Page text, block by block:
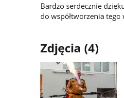
Bardzo serdecznie
do współtworzenia tego
Zdjęcia (4)